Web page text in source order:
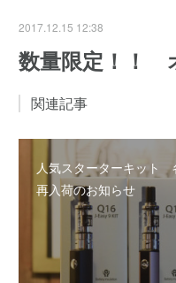
2017.12.15 12:38
数量限定！！
関連記事
人気スターターキット
再入荷のお知らせ